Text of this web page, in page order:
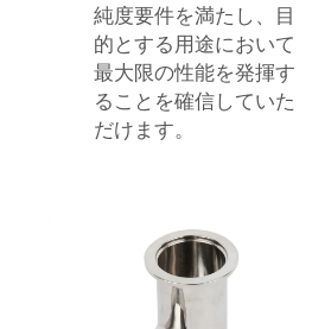
純度要件を満たし、目
的とする用途において
最大限の性能を発揮す
ることを確信していた
だけます。